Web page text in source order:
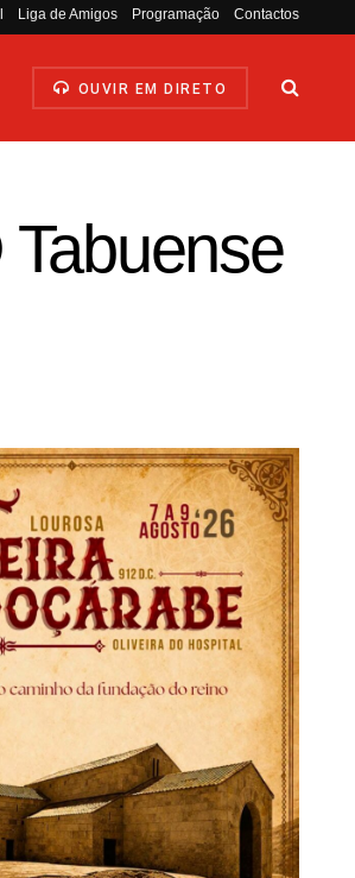
Liga de Amigos Programação Contactos
OUVIR EM DIRETO